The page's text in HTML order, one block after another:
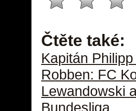
Čtěte také:
Kapitán
Robben: FC
Lewandowski
Bundesliga